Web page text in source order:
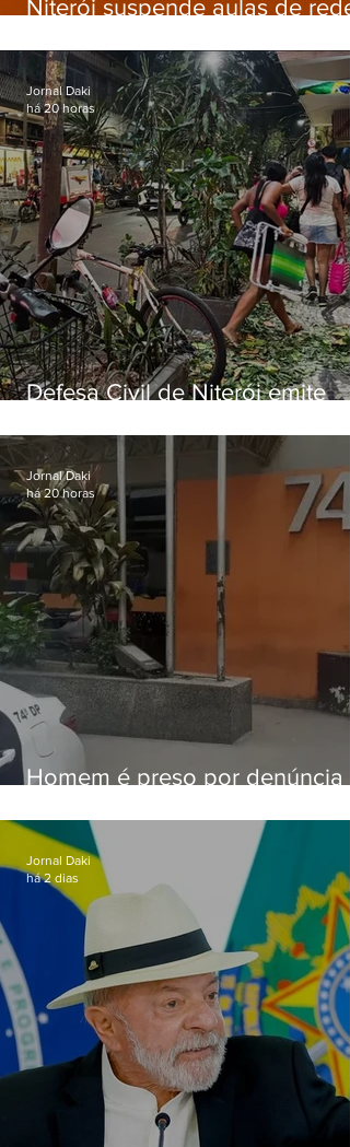
Niterói suspende aulas de rede
ventos fortes nesta sexta (7)
Defesa Civil de Niterói emite
sexta-feira (07)
Jornal Daki
há 20 horas
Homem é preso por denúncia
Alcântara
Jornal Daki
há 20 horas
Jornal Daki
há 2 dias